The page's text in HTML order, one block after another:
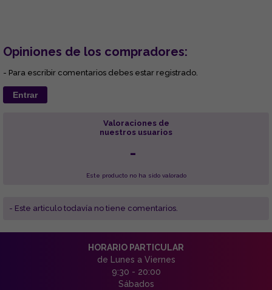
Opiniones de los compradores:
- Para escribir comentarios debes estar registrado.
Entrar
Valoraciones de
nuestros usuarios
-
Este producto no ha sido valorado
- Este articulo todavía no tiene comentarios.
HORARIO PARTICULAR
de Lunes a Viernes
9:30 - 20:00
Sábados